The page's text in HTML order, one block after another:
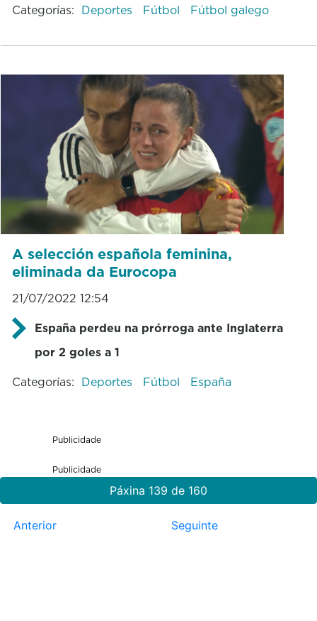
Categorías: Deportes Fútbol Fútbol galego
A selección española feminina,
eliminada da Eurocopa
21/07/2022 12:54
España perdeu na prórroga ante Inglaterra
por 2 goles a 1
Categorías: Deportes Fútbol España
Publicidade
Publicidade
Páxina 139 de 160
Anterior Seguinte